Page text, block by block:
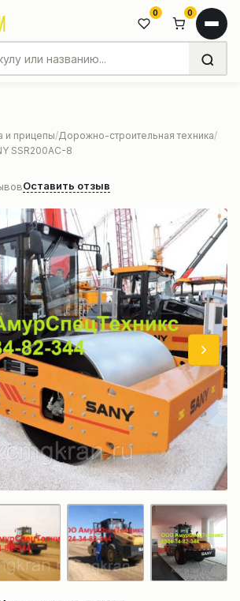
0 0
и прицепы Дорожно-строительная техника
SSR200AC-8
Оставить отзыв